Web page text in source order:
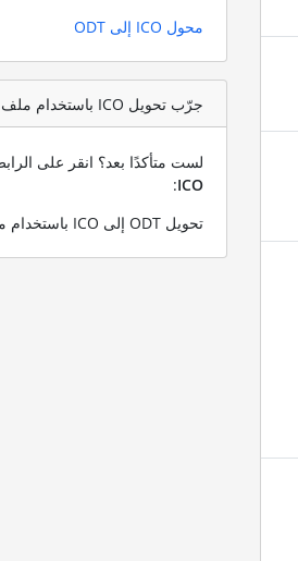
محول ICO إلى ODT
جرّب تحويل ICO باستخدام ملف اختبار ODT
لست متأكدًا بعد؟ انقر على
ICO
:
تحويل ODT إلى ICO باستخدام ملف ODT التجريبي الخاص بنا